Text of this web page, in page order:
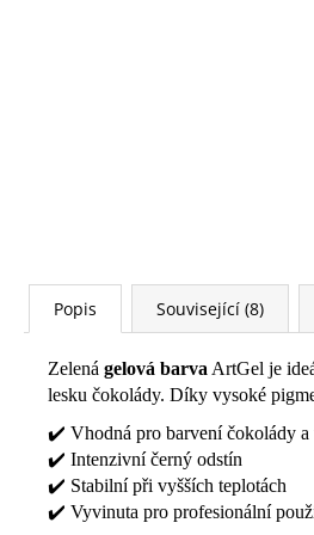
Popis Související (8)
Zelená gelová barva ArtGel je
lesku čokolády. Díky vysoké
✔️ Vhodná pro barvení čokolády a
✔️ Intenzivní černý odstín
✔️ Stabilní při vyšších teplotách
✔️ Vyvinuta pro profesionální